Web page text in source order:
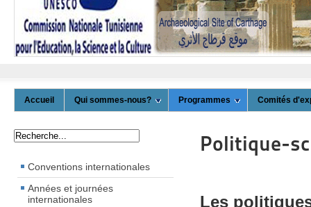
Accueil Qui sommes-nous? Programmes Comités
Conventions internationales
Années et journées
internationales
Politique-
Les